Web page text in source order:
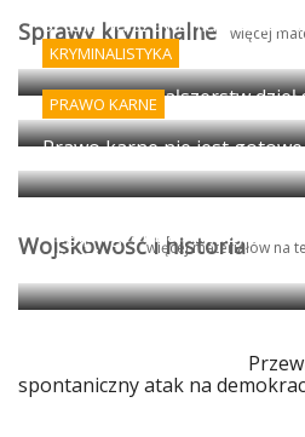
Sprawy kryminalne więcej
Sztuka fałszowania
porządku prawnego?
KRYMINALISTYKA
Wykrywanie fałszerstw
PRAWO KARNE
Prawo karne nie jest
Wojskowość i historia
więcej materiałów na
Egipt: granica między
magią
spontaniczny atak na